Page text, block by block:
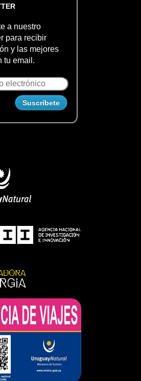
a nuestro
para recibir
y las mejores
tu email.